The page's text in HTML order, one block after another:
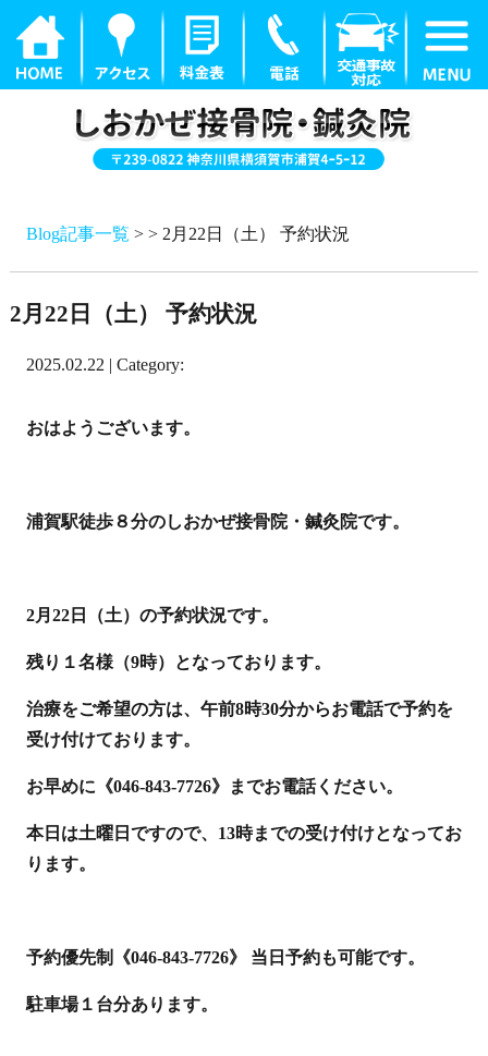
Blog記事一覧 > > 2月22日（土） 予約状況
2月22日（土） 予約状況
2025.02.22 | Category:
おはようございます。
浦賀駅徒歩８分のしおかぜ接骨院・鍼灸院です。
2月22日（土）の予約状況です。
残り１名様（9時）となっております。
治療をご希望の方は、午前8時30分からお電話で予約を
受け付けております。
お早めに《046-843-7726》までお電話ください。
本日は土曜日ですので、13時までの受け付けとなってお
ります。
予約優先制《046-843-7726》 当日予約も可能です。
駐車場１台分あります。